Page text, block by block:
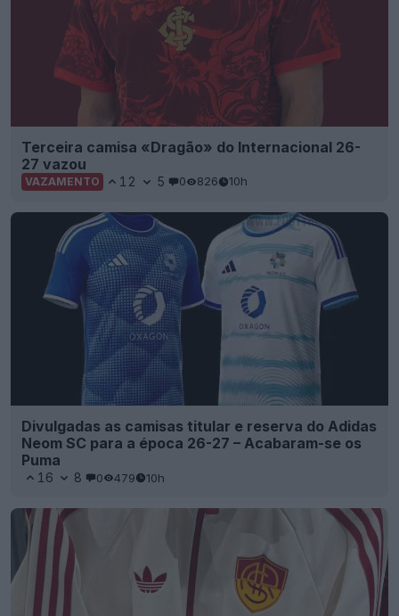
Terceira camisa «Dragão» do Internacional 26-
27 vazou
VAZAMENTO 12 5 0 826 10h
Divulgadas as camisas titular e reserva do Adidas
Neom SC para a época 26-27 – Acabaram-se os
Puma
16 8 0 479 10h